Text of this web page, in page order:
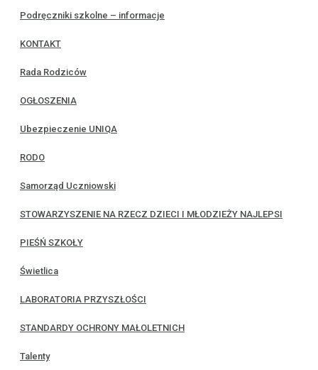
Podręczniki szkolne – informacje
KONTAKT
Rada Rodziców
OGŁOSZENIA
Ubezpieczenie UNIQA
RODO
Samorząd Uczniowski
STOWARZYSZENIE NA RZECZ DZIECI I MŁODZIEŻY NAJLEPSI
PIEŚŃ SZKOŁY
Świetlica
LABORATORIA PRZYSZŁOŚCI
STANDARDY OCHRONY MAŁOLETNICH
Talenty